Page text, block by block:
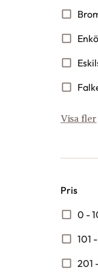
Visa fler
Pris
0 -
101
201